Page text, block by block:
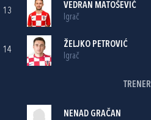
13
VEDRAN MATOŠEVIĆ
Igrač
14
ŽELJKO PETROVIĆ
Igrač
TRENER
NENAD GRAČAN